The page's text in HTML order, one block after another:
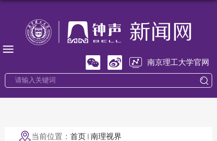
南京理工大学官网
当前位置： 首页 南理视界